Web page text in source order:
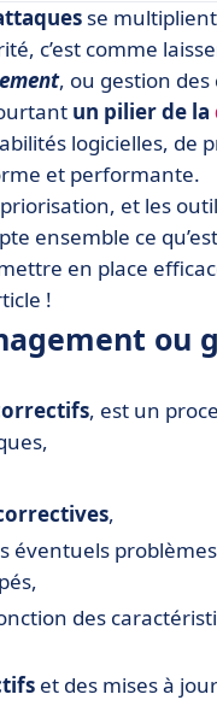
gestion des
gestion des
bien mené
des correctifs
pour un
se
c’est comme
, ou gestion des
un pilier de la
logicielles, de
et performante.
et les
ensemble ce
en place
!
ou
, est un
,
éventuels
des
et des mises à